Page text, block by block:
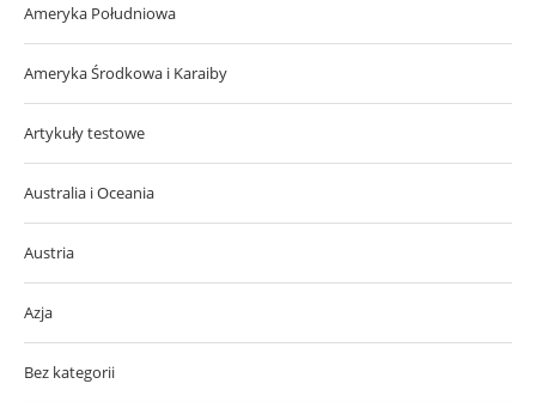
Ameryka Południowa
Ameryka Środkowa i Karaiby
Artykuły testowe
Australia i Oceania
Austria
Azja
Bez kategorii